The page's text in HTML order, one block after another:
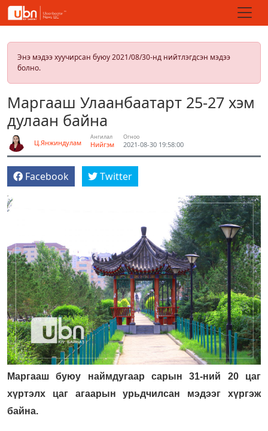
Энэ мэдээ хуучирсан буюу 2021/08/30-нд нийтлэгдсэн мэдээ
болно.
Маргааш Улаанбаатарт 25-27 хэм
дулаан байна
Ц.Янжиндулам
Ангилал
Нийгэм
Огноо
2021-08-30 19:58:00
Facebook Twitter
Маргааш буюу наймдугаар сарын 31-ний 20 цаг
хүртэлх цаг агаарын урьдчилсан мэдээг хүргэж
байна.